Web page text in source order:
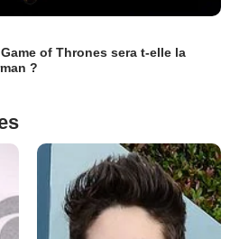
of Thrones sera t-elle la
?